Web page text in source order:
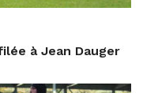
à Jean Dauger